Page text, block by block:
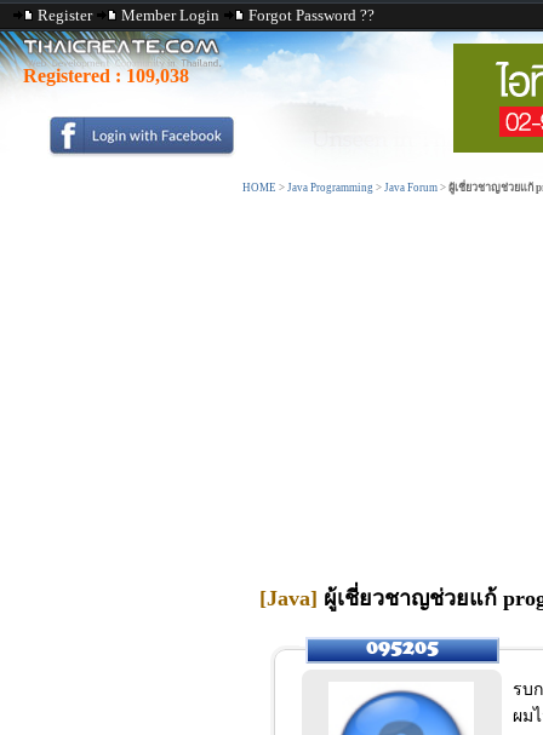
Register Member Login Forgot Password ??
Registered : 109,038
HOME > Java Programming > Java Forum > ผู้เชี่ยวชาญช่วยแก้
[Java] ผู้เชี่ยวชาญช่วยแก้
รบ
ผม